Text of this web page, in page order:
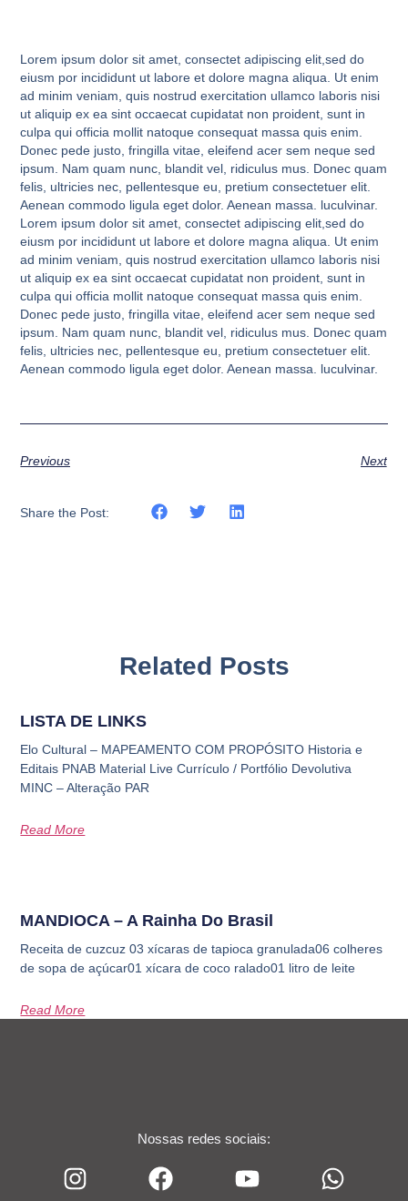
Lorem ipsum dolor sit amet, consectet adipiscing elit,sed do
eiusm por incididunt ut labore et dolore magna aliqua. Ut enim
ad minim veniam, quis nostrud exercitation ullamco laboris nisi
ut aliquip ex ea sint occaecat cupidatat non proident, sunt in
culpa qui officia mollit natoque consequat massa quis enim.
Donec pede justo, fringilla vitae, eleifend acer sem neque sed
ipsum. Nam quam nunc, blandit vel, ridiculus mus. Donec quam
felis, ultricies nec, pellentesque eu, pretium consectetuer elit.
Aenean commodo ligula eget dolor. Aenean massa. luculvinar.
Lorem ipsum dolor sit amet, consectet adipiscing elit,sed do
eiusm por incididunt ut labore et dolore magna aliqua. Ut enim
ad minim veniam, quis nostrud exercitation ullamco laboris nisi
ut aliquip ex ea sint occaecat cupidatat non proident, sunt in
culpa qui officia mollit natoque consequat massa quis enim.
Donec pede justo, fringilla vitae, eleifend acer sem neque sed
ipsum. Nam quam nunc, blandit vel, ridiculus mus. Donec quam
felis, ultricies nec, pellentesque eu, pretium consectetuer elit.
Aenean commodo ligula eget dolor. Aenean massa. luculvinar.
Previous Next
Share the Post:
Related Posts
LISTA DE LINKS
Elo Cultural – MAPEAMENTO COM PROPÓSITO Historia e
Editais PNAB Material Live Currículo / Portfólio Devolutiva
MINC – Alteração PAR
Read More
MANDIOCA – A Rainha Do Brasil
Receita de cuzcuz 03 xícaras de tapioca granulada06 colheres
de sopa de açúcar01 xícara de coco ralado01 litro de leite
Read More
Nossas redes sociais: